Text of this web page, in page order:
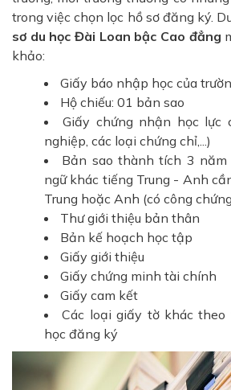
trong việc chọn lọc hồ sơ đăng ký.
sơ du học Đài Loan bậc Cao đẳng
khảo:
Giấy báo nhập học của
Hộ chiếu: 01 bản sao
Giấy chứng nhận học lực
nghiệp, các loại chứng chỉ,...)
Bản sao thành tích 3 năm
ngữ khác tiếng Trung - Anh
Trung hoặc Anh (có công
Thư giới thiệu bản thân
Bản kế hoạch học tập
Giấy giới thiệu
Giấy chứng minh tài chính
Giấy cam kết
Các loại giấy tờ khác theo
học đăng ký